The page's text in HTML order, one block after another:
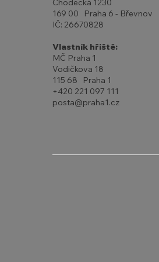
Chodecká 1230
169 00 Praha 6 - Břevnov
IČ: 26670828
Vlastník hřiště:
MČ Praha 1
Vodičkova 18
115 68 Praha 1
+420 221 097 111
posta@praha1.cz